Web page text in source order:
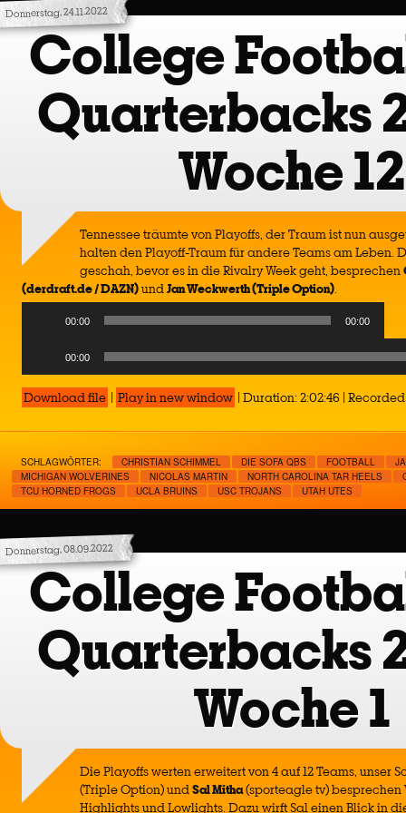
Donnerstag, 24.11.2022
College
Quarterbacks
Woche 12
Tennessee träumte von Playoffs, der Traum ist nun
halten den Playoff-Traum für andere Teams am Leben.
geschah, bevor es in die Rivalry Week geht, besprechen
(derdraft.de / DAZN)undJan Weckwerth (Triple Option).
00:00 00:00
00:00
Download file | Play in new window | Duration: 2:02:46 | Recorded
SCHLAGWÖRTER: CHRISTIAN SCHIMMEL DIE SOFA QBS FOOTBALL
MICHIGAN WOLVERINES
NICOLAS MARTIN NORTH CAROLINA TAR HEELS
TCU HORNED FROGS
UCLA BRUINS USC TROJANS UTAH UTES
Donnerstag, 08.09.2022
College
Quarterbacks
Woche 1
Die Playoffs werten erweitert von 4 auf 12 Teams, unser
(Triple Option) undSal Mitha(sporteagle tv) besprechen
Highlights und Lowlights. Dazu wirft Sal einen Blick in